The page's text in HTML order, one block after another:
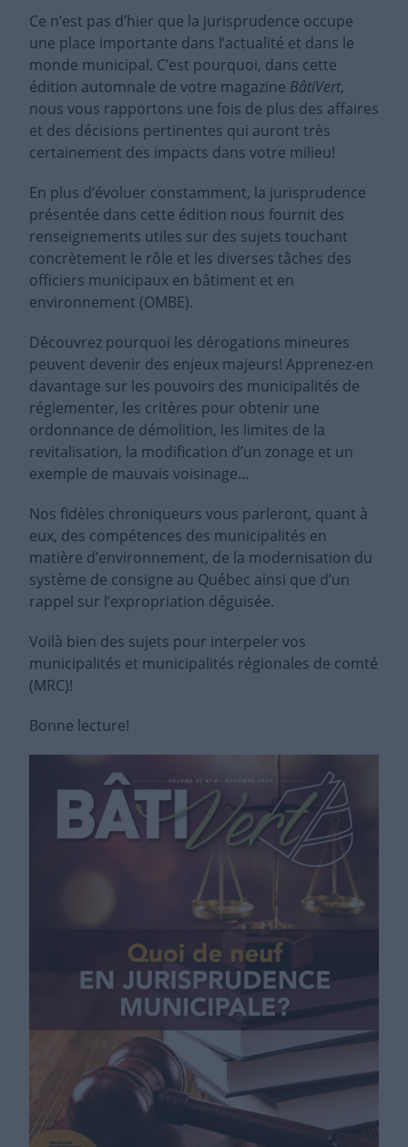
Ce n’est pas d’hier que la jurisprudence occupe
une place importante dans l’actualité et dans le
monde municipal. C’est pourquoi, dans cette
édition automnale de votre magazine BâtiVert,
nous vous rapportons une fois de plus des affaires
et des décisions pertinentes qui auront très
certainement des impacts dans votre milieu!
En plus d’évoluer constamment, la jurisprudence
présentée dans cette édition nous fournit des
renseignements utiles sur des sujets touchant
concrètement le rôle et les diverses tâches des
officiers municipaux en bâtiment et en
environnement (OMBE).
Découvrez pourquoi les dérogations mineures
peuvent devenir des enjeux majeurs! Apprenez-en
davantage sur les pouvoirs des municipalités de
réglementer, les critères pour obtenir une
ordonnance de démolition, les limites de la
revitalisation, la modification d’un zonage et un
exemple de mauvais voisinage…
Nos fidèles chroniqueurs vous parleront, quant à
eux, des compétences des municipalités en
matière d’environnement, de la modernisation du
système de consigne au Québec ainsi que d’un
rappel sur l’expropriation déguisée.
Voilà bien des sujets pour interpeler vos
municipalités et municipalités régionales de comté
(MRC)!
Bonne lecture!